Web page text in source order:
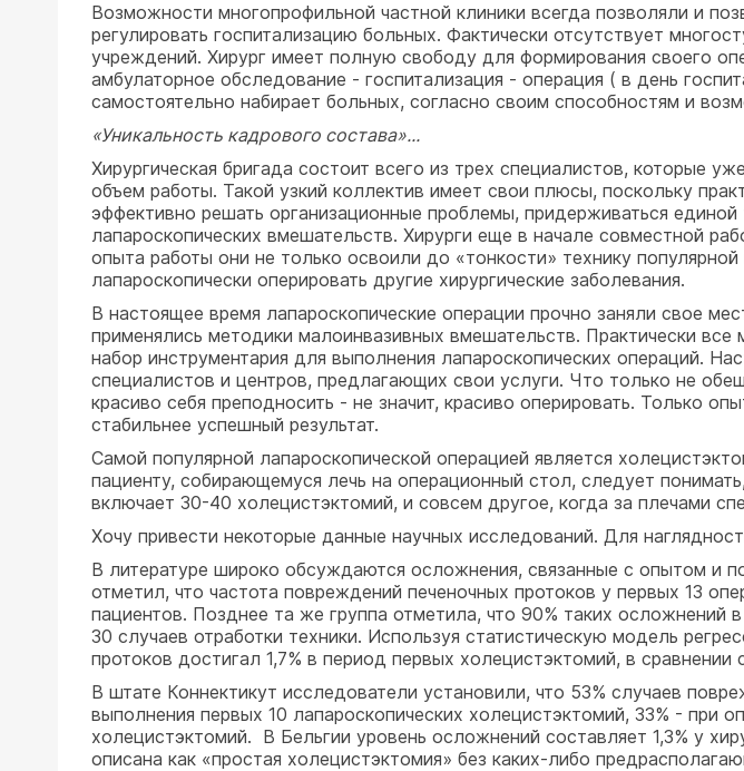
Возможности многопрофильной частной клиники всегда позволяли и
регулировать госпитализацию больных. Фактически отсутствует
учреждений. Хирург имеет полную свободу для формирования своего
амбулаторное обследование - госпитализация - операция ( в день
самостоятельно набирает больных, согласно своим способностям и
«Уникальность кадрового состава»...
Хирургическая бригада состоит всего из трех специалистов, которые
объем работы. Такой узкий коллектив имеет свои плюсы, поскольку
эффективно решать организационные проблемы, придерживаться
лапароскопических вмешательств. Хирурги еще в начале совместной
опыта работы они не только освоили до «тонкости» технику
лапароскопически оперировать другие хирургические заболевания.
В настоящее время лапароскопические операции прочно заняли свое
применялись методики малоинвазивных вмешательств. Практически
набор инструментария для выполнения лапароскопических операций.
специалистов и центров, предлагающих свои услуги. Что только не
красиво себя преподносить - не значит, красиво оперировать. Только
стабильнее успешный результат.
Самой популярной лапароскопической операцией является
пациенту, собирающемуся лечь на операционный стол, следует
включает 30-40 холецистэктомий, и совсем другое, когда за плечами
Хочу привести некоторые данные научных исследований. Для
В литературе широко обсуждаются осложнения, связанные с опытом и
отметил, что частота повреждений печеночных протоков у первых 13
пациентов. Позднее та же группа отметила, что 90% таких
30 случаев отработки техники. Используя статистическую модель
протоков достигал 1,7% в период первых холецистэктомий, в
В штате Коннектикут исследователи установили, что 53% случаев
выполнения первых 10 лапароскопических холецистэктомий, 33% - при
холецистэктомий. В Бельгии уровень осложнений составляет 1,3% у
описана как «простая холецистэктомия» без каких-либо